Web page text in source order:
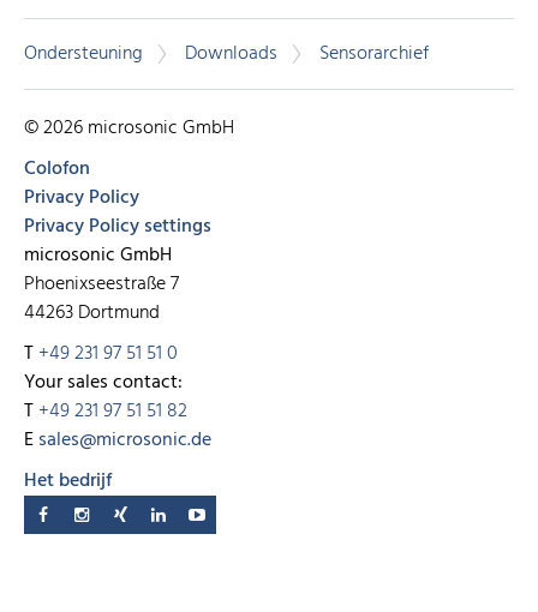
Ondersteuning Downloads Sensorarchief
© 2026 microsonic GmbH
Colofon
Privacy Policy
Privacy Policy settings
microsonic GmbH
Phoenixseestraße 7
44263 Dortmund
T+49 231 97 51 51 0
Your sales contact:
T+49 231 97 51 51 82
Esales@microsonic.de
Het bedrijf